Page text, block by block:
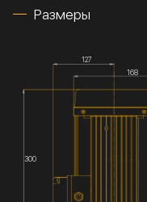
Размеры
127
168
300